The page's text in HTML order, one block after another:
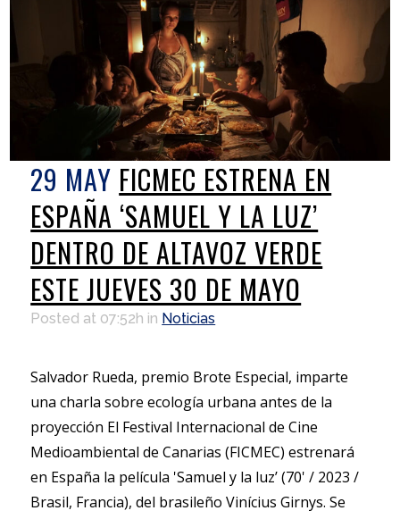
29 MAY FICMEC ESTRENA EN
ESPAÑA ‘SAMUEL Y LA LUZ’
DENTRO DE ALTAVOZ VERDE
ESTE JUEVES 30 DE MAYO
Posted at 07:52h in Noticias
Salvador Rueda, premio Brote Especial, imparte
una charla sobre ecología urbana antes de la
proyección El Festival Internacional de Cine
Medioambiental de Canarias (FICMEC) estrenará
en España la película 'Samuel y la luz’ (70' / 2023 /
Brasil, Francia), del brasileño Vinícius Girnys. Se